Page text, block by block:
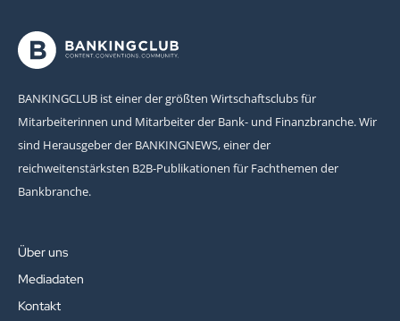
BANKINGCLUB ist einer der größten Wirtschaftsclubs für
Mitarbeiterinnen und Mitarbeiter der Bank- und Finanzbranche. Wir
sind Herausgeber der BANKINGNEWS, einer der
reichweitenstärksten B2B-Publikationen für Fachthemen der
Bankbranche.
Über uns
Mediadaten
Kontakt